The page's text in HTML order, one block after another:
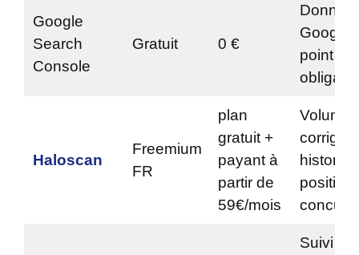
Google
Search
Console
Gratuit 0 €
Google
point de
Haloscan
Freemium
FR
plan
gratuit +
payant à
partir de
59€/mois
corrigé,
Suivi